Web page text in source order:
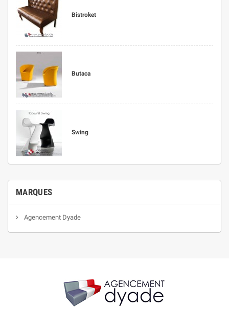
Bistroket
Butaca
Swing
MARQUES
Agencement Dyade